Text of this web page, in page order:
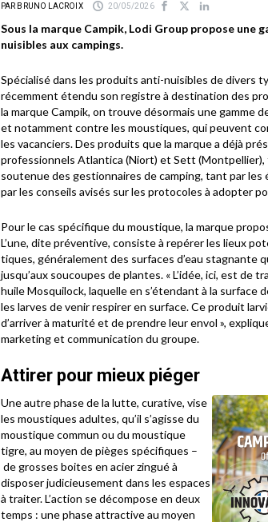
PAR BRUNO LACROIX 20/05/2026
Sous la marque Campik, Lodi Group propose une
nuisibles aux campings.
Spécialisé dans les produits anti-nuisibles de divers
récemment étendu son registre à destination des
la marque Campik, on trouve désormais une gamme
et notamment contre les moustiques, qui peuvent
les vacanciers. Des produits que la marque a déjà
professionnels Atlantica (Niort) et Sett
soutenue des gestionnaires de camping, tant par
par les conseils avisés sur les protocoles à adopter
Pour le cas spécifique du moustique, la marque
L’une, dite préventive, consiste à repérer les lieux
tiques, généralement des surfaces d’eau stagnante
jusqu’aux soucoupes de plantes. « L’idée, ici, est de
huile Mosquilock, laquelle en s’étendant à la surface
les larves de venir respirer en surface. Ce produit
d’arriver à maturité et de prendre leur envol »,
marketing et communication du groupe.
Attirer pour mieux piéger
Une autre phase de la lutte, curative, vise
les moustiques adultes, qu’il s’agisse du
moustique commun ou du moustique
tigre, au moyen de pièges spécifiques –
de grosses boites en acier zingué à
disposer judicieusement dans les espaces
à traiter. L’action se décompose en deux
temps : une phase attractive au moyen